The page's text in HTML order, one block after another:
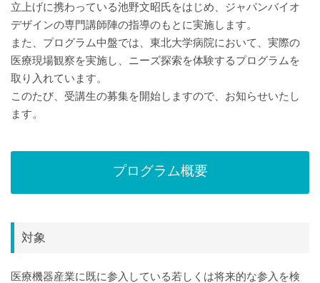
立上げに携わっている池野文昭氏をはじめ、ジャパンバイオ
デザインの専門講師陣の指導のもとに実施します。
また、プログラム中盤では、東北大学病院において、実際の
医療現場観察を実施し、ニーズ探索を体験するプログラムを
取り入れています。
このたび、受講生の募集を開始しますので、お知らせいたし
ます。
プログラム概要
対象
医療機器産業に既に参入している若しくは将来的な参入を検